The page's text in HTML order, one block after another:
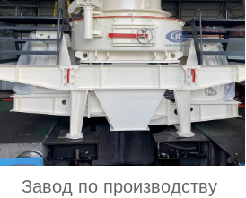
Завод по производству